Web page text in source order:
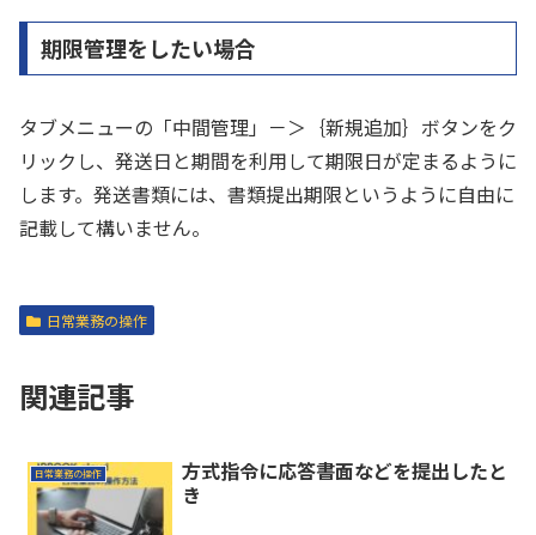
期限管理をしたい場合
タブメニューの「中間管理」－＞｛新規追加｝ボタンをク
リックし、発送日と期間を利用して期限日が定まるように
します。発送書類には、書類提出期限というように自由に
記載して構いません。
日常業務の操作
関連記事
日常業務の操作
方式指令に応答書面などを提出したと
き